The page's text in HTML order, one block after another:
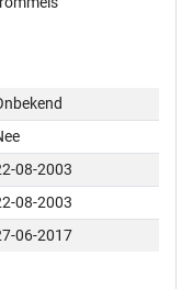
08-2003
08-2003
06-2017